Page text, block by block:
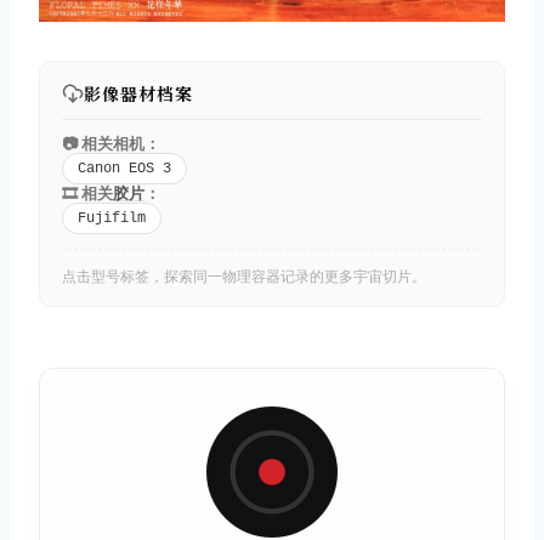
影像器材档案
📷 相关相机：
Canon EOS 3
🎞️ 相关胶片 ：
Fujifilm
点击型号标签，探索同一物理容器记录的更多宇宙切片。